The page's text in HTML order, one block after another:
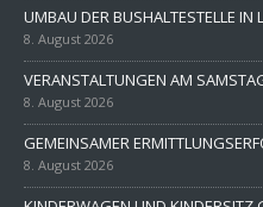
UMBAU DER BUSHALTESTELLE IN
8. August 2026
VERANSTALTUNGEN AM
8. August 2026
GEMEINSAMER
8. August 2026